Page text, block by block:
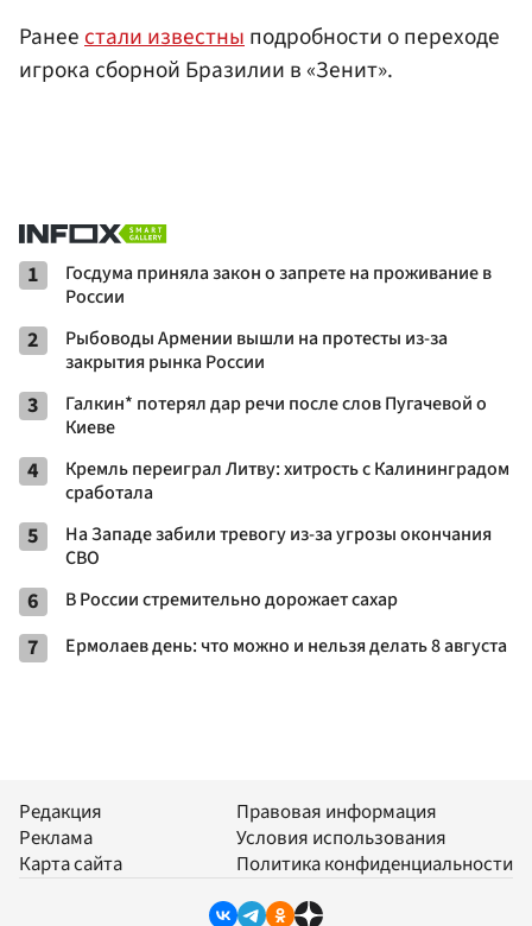
Ранеестали известныподробности о переходе
игрока сборной Бразилии в «Зенит».
1
Госдума приняла закон о запрете на проживание в
России
2
Рыбоводы Армении вышли на протесты из-за
закрытия рынка России
3
Галкин* потерял дар речи после слов Пугачевой о
Киеве
4
Кремль переиграл Литву: хитрость с Калининградом
сработала
5
На Западе забили тревогу из-за угрозы окончания
СВО
6 В России стремительно дорожает сахар
7 Ермолаев день: что можно и нельзя делать 8 августа
Редакция
Реклама
Карта сайта
Правовая информация
Условия использования
Политика конфиденциальности